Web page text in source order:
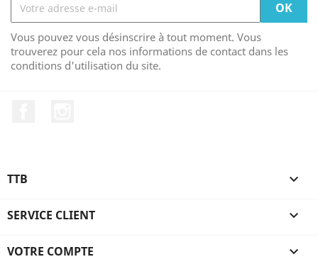
Vous pouvez vous désinscrire à tout moment. Vous
trouverez pour cela nos informations de contact dans les
conditions d'utilisation du site.
TTB 
SERVICE CLIENT 
VOTRE COMPTE 